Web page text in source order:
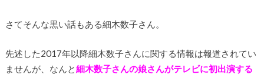
さてそんな黒い話もある細木数子さん。
先述した2017年以降細木数子さんに関する情報は報道されてい
ませんが、なんと細木数子さんの娘さんがテレビに初出演する